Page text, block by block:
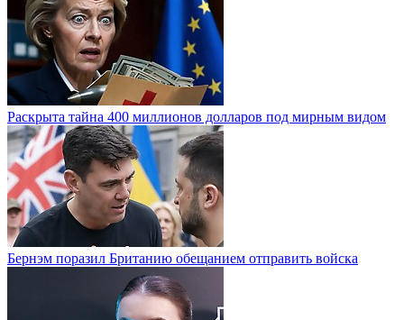
Раскрыта тайна 400 миллионов долларов под мирным видом
Бернэм поразил Британию обещанием отправить войска